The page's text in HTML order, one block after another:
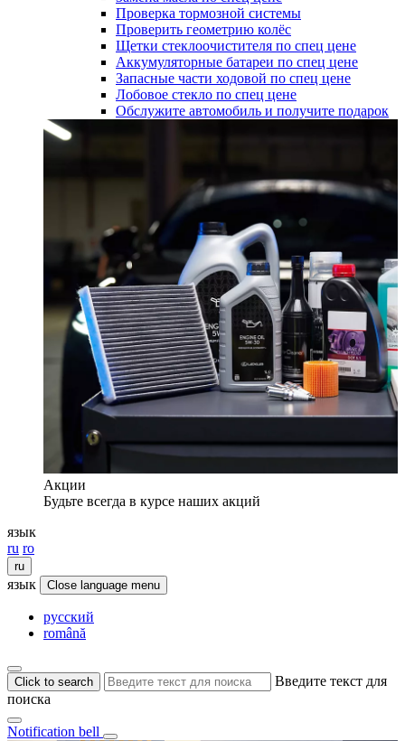
Проверка тормозной системы
Проверить геометрию колёс
Щетки стеклоочистителя по спец цене
Аккумуляторные батареи по спец цене
Запасные части ходовой по спец цене
Лобовое стекло по спец цене
Обслужите автомобиль и получите подарок
Акции
Будьте всегда в курсе наших акций
язык
ru ro
ru
язык Close language menu
русский
română
Click to search
Введите текст для
поиска
Notification bell